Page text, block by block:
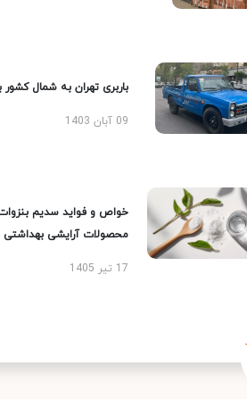
باربری تهران به شمال کشور
09 آبان 1403
خواص و فواید سدیم بنزوات
محصولات آرایشی بهداشتی
17 تیر 1405